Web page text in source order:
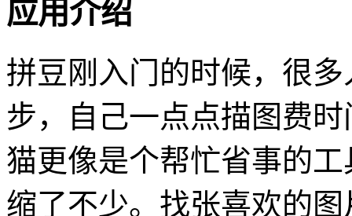
应用介绍
拼豆刚入门的时候，很
步，自己一点点描图费
猫更像是个帮忙省事的
缩了不少。找张喜欢的